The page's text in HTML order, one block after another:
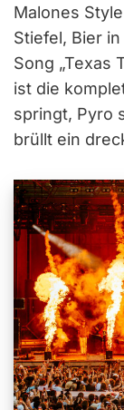
Malones
Stiefel, Bier
Song „Texas
ist die
springt, Pyro
brüllt ein